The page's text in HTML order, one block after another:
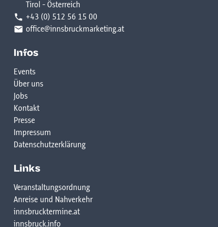
Tirol - Österreich
+43 (0) 512 56 15 00
office@innsbruckmarketing.at
Infos
Events
Über uns
Jobs
Kontakt
Presse
Impressum
Datenschutzerklärung
Links
Veranstaltungsordnung
Anreise und Nahverkehr
innsbrucktermine.at
innsbruck.info